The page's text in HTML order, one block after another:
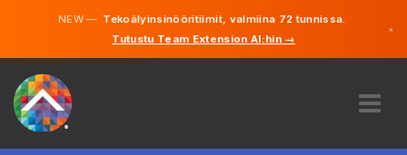
NEW —Tekoälyinsinööritiimit, valmiina 72 tunnissa.
Tutustu Team Extension AI:hin →
×
Saksa
Englanti